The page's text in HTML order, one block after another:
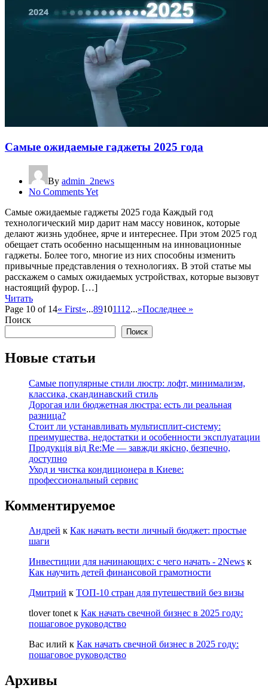
Самые ожидаемые гаджеты 2025 года
By admin_2news
No Comments Yet
Самые ожидаемые гаджеты 2025 года Каждый год
технологический мир дарит нам массу новинок, которые
делают жизнь удобнее, ярче и интереснее. При этом 2025 год
обещает стать особенно насыщенным на инновационные
гаджеты. Более того, многие из них способны изменить
привычные представления о технологиях. В этой статье мы
расскажем о самых ожидаемых устройствах, которые вызовут
настоящий фурор. […]
Читать
Page 10 of 14« First«...89101112...»Последнее »
Поиск
Поиск
Новые статьи
Самые популярные стили люстр: лофт, минимализм,
классика, скандинавский стиль
Дорогая или бюджетная люстра: есть ли реальная
разница?
Стоит ли устанавливать мультисплит-систему:
преимущества, недостатки и особенности эксплуатации
Продукція від Re:Me — завжди якісно, безпечно,
доступно
Уход и чистка кондиционера в Киеве:
профессиональный сервис
Комментируемое
Андрей к Как начать вести личный бюджет: простые
шаги
Инвестиции для начинающих: с чего начать - 2News к
Как научить детей финансовой грамотности
Дмитрий к ТОП-10 стран для путешествий без визы
tlover tonetк Как начать свечной бизнес в 2025 году:
пошаговое руководство
Вас илий к Как начать свечной бизнес в 2025 году:
пошаговое руководство
Архивы